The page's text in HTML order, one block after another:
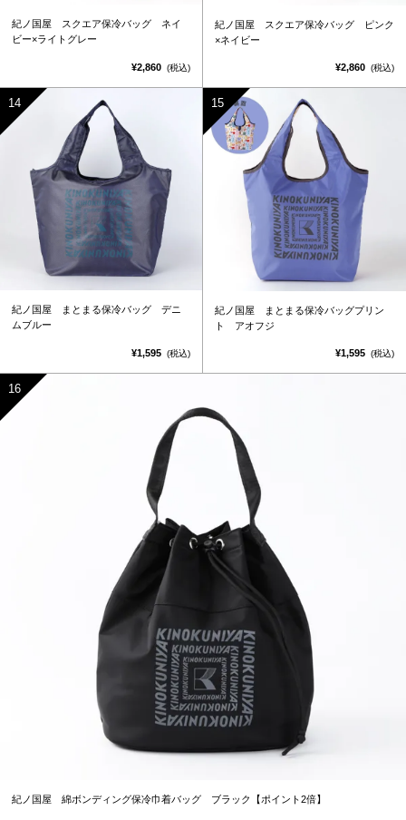
紀ノ国屋 スクエア保冷バッグ ネイ
ビー×ライトグレー
¥2,860 (税込)
紀ノ国屋 スクエア保冷バッグ ピンク
×ネイビー
¥2,860 (税込)
紀ノ国屋 まとまる保冷バッグ デニ
ムブルー
¥1,595 (税込)
紀ノ国屋 まとまる保冷バッグプリン
ト アオフジ
¥1,595 (税込)
紀ノ国屋 綿ボンディング保冷巾着バッグ ブラック【ポイント2倍】